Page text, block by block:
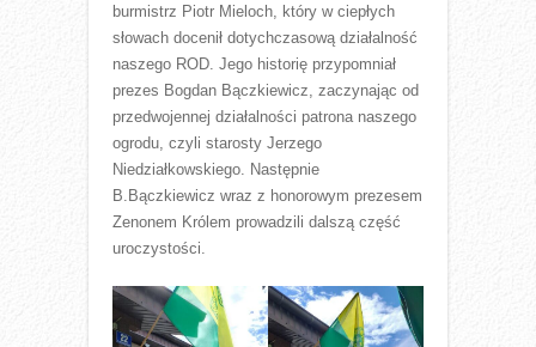
burmistrz Piotr Mieloch, który w ciepłych
słowach docenił dotychczasową działalność
naszego ROD. Jego historię przypomniał
prezes Bogdan Bączkiewicz, zaczynając od
przedwojennej działalności patrona naszego
ogrodu, czyli starosty Jerzego
Niedziałkowskiego. Następnie
B.Bączkiewicz wraz z honorowym prezesem
Zenonem Królem prowadzili dalszą część
uroczystości.